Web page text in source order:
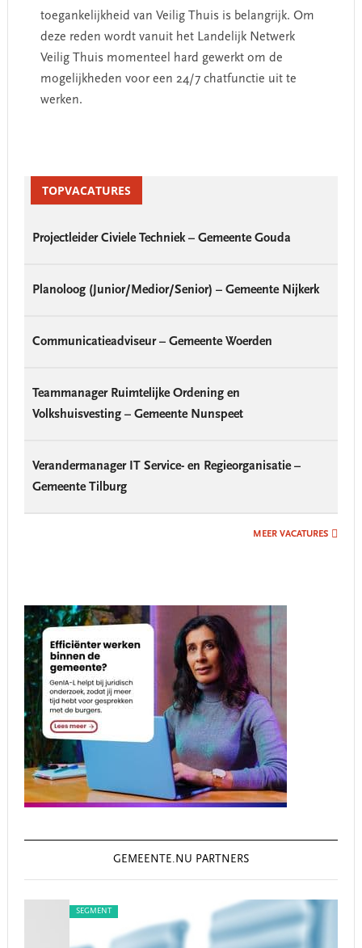
toegankelijkheid van Veilig Thuis is belangrijk. Om
deze reden wordt vanuit het Landelijk Netwerk
Veilig Thuis momenteel hard gewerkt om de
mogelijkheden voor een 24/7 chatfunctie uit te
werken.
SidebarTOPVACATURES
Projectleider Civiele Techniek – Gemeente Gouda
Planoloog (Junior/Medior/Senior) – Gemeente Nijkerk
Communicatieadviseur – Gemeente Woerden
Teammanager Ruimtelijke Ordening en
Volkshuisvesting – Gemeente Nunspeet
Verandermanager IT Service- en Regieorganisatie –
Gemeente Tilburg
MEER VACATURES
GEMEENTE.NU PARTNERS